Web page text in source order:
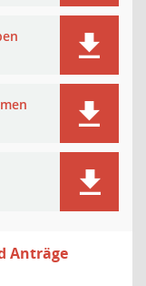
Anträge